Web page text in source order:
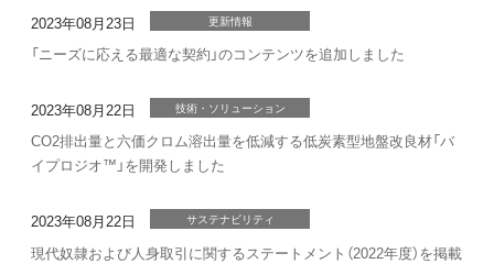
2023年08月23日 更新情報
「ニーズに応える最適な契約」のコンテンツを追加しました
2023年08月22日 技術・ソリューション
CO2排出量と六価クロム溶出量を低減する低炭素型地盤改良材「バ
イプロジオ™」を開発しました
2023年08月22日 サステナビリティ
現代奴隷および人身取引に関するステートメント（2022年度）を掲載